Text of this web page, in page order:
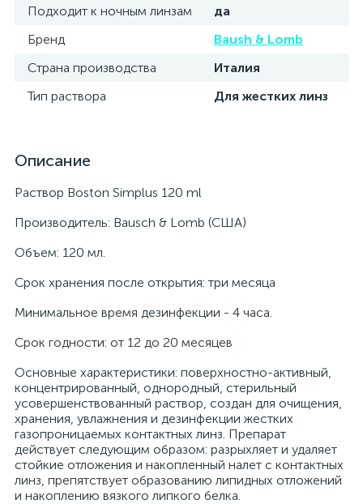
Подходит к ночным линзам
да
Бренд
Baush & Lomb
Страна производства
Италия
Тип раствора
Для жестких линз
Описание
Раствор Boston Simplus 120 ml
Производитель: Bausch & Lomb (США)
Объем: 120 мл.
Срок хранения после открытия: три месяца
Минимальное время дезинфекции - 4 часа.
Срок годности: от 12 до 20 месяцев
Основные характеристики: поверхностно-активный,
концентрированный, однородный, стерильный
усовершенствованный раствор, создан для очищения,
хранения, увлажнения и дезинфекции жестких
газопроницаемых контактных линз. Препарат
действует следующим образом: разрыхляет и удаляет
стойкие отложения и накопленный налет с контактных
линз, препятствует образованию липидных отложений
и накоплению вязкого липкого белка.